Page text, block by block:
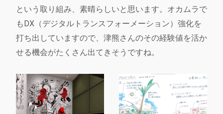
という取り組み、素晴らしいと思います。オカムラで
もDX（デジタルトランスフォーメーション）強化を
打ち出していますので、津熊さんのその経験値を活か
せる機会がたくさん出てきそうですね。